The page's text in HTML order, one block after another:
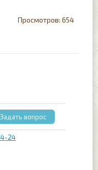
654
24
Задать вопрос